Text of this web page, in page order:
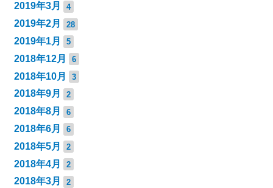
2019年3月 4
2019年2月 28
2019年1月 5
2018年12月 6
2018年10月 3
2018年9月 2
2018年8月 6
2018年6月 6
2018年5月 2
2018年4月 2
2018年3月 2